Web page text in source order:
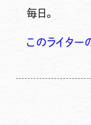
毎日。
このライタ